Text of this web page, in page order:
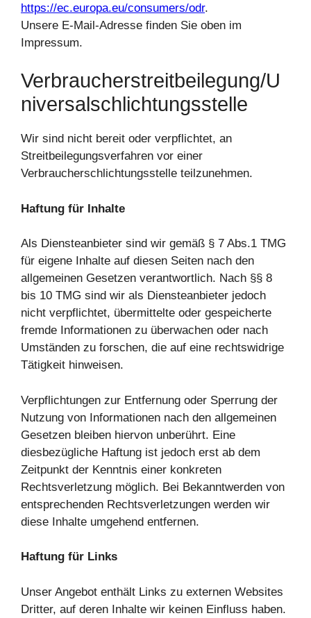
https://ec.europa.eu/consumers/odr.
Unsere E-Mail-Adresse finden Sie oben im
Impressum.
Verbraucherstreitbeilegung/U
niversalschlichtungsstelle
Wir sind nicht bereit oder verpflichtet, an
Streitbeilegungsverfahren vor einer
Verbraucherschlichtungsstelle teilzunehmen.
Haftung für Inhalte
Als Diensteanbieter sind wir gemäß § 7 Abs.1 TMG
für eigene Inhalte auf diesen Seiten nach den
allgemeinen Gesetzen verantwortlich. Nach §§ 8
bis 10 TMG sind wir als Diensteanbieter jedoch
nicht verpflichtet, übermittelte oder gespeicherte
fremde Informationen zu überwachen oder nach
Umständen zu forschen, die auf eine rechtswidrige
Tätigkeit hinweisen.
Verpflichtungen zur Entfernung oder Sperrung der
Nutzung von Informationen nach den allgemeinen
Gesetzen bleiben hiervon unberührt. Eine
diesbezügliche Haftung ist jedoch erst ab dem
Zeitpunkt der Kenntnis einer konkreten
Rechtsverletzung möglich. Bei Bekanntwerden von
entsprechenden Rechtsverletzungen werden wir
diese Inhalte umgehend entfernen.
Haftung für Links
Unser Angebot enthält Links zu externen Websites
Dritter, auf deren Inhalte wir keinen Einfluss haben.